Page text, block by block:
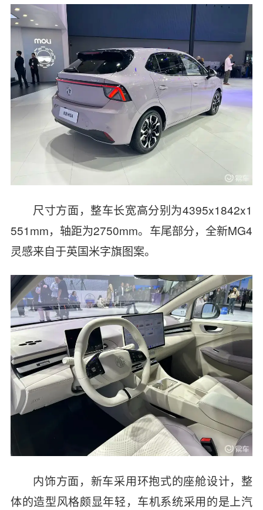
尺寸方面，整车长宽高分别为4395x1842x1
551mm，轴距为2750mm。车尾部分，全新MG4
灵感来自于英国米字旗图案。
内饰方面，新车采用环抱式的座舱设计，整
体的造型风格颇显年轻，车机系统采用的是上汽